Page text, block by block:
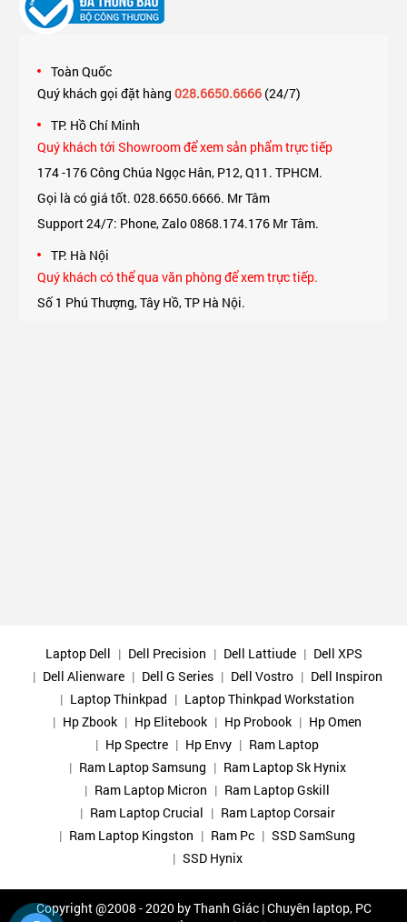
Toàn Quốc
Quý khách gọi đặt hàng 028.6650.6666(24/7)
TP. Hồ Chí Minh
Quý khách tới Showroom để xem sản phẩm trực tiếp
174 -176 Công Chúa Ngọc Hân, P12, Q11. TPHCM.
Gọi là có giá tốt. 028.6650.6666. Mr Tâm
Support 24/7: Phone, Zalo 0868.174.176 Mr Tâm.
TP. Hà Nội
Quý khách có thể qua văn phòng để xem trực tiếp.
Số 1 Phú Thượng, Tây Hồ, TP Hà Nội.
Laptop Dell Dell Precision Dell Lattiude
Dell XPS
Dell Alienware
Dell G Series Dell Vostro
Dell Inspiron
Laptop Thinkpad
Laptop Thinkpad Workstation
Hp Zbook
Hp Elitebook Hp Probook
Hp Omen
Hp Spectre
Hp Envy
Ram Laptop
Ram Laptop Samsung
Ram Laptop Sk Hynix
Ram Laptop Micron
Ram Laptop Gskill
Ram Laptop Crucial
Ram Laptop Corsair
Ram Laptop Kingston
Ram Pc
SSD SamSung
SSD Hynix
Copyright @2008 - 2020 byThanh Giác | Chuyên laptop, PC